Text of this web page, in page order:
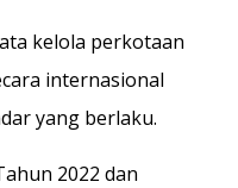
kelola perkotaan
internasional
yang berlaku.
2022 dan